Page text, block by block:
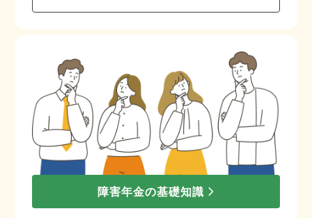
障害年金の基礎知識